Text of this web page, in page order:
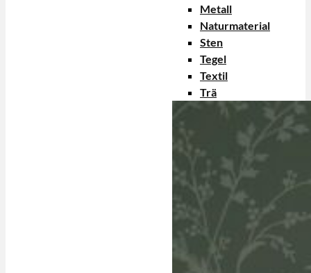
Metall
Naturmaterial
Sten
Tegel
Textil
Trä